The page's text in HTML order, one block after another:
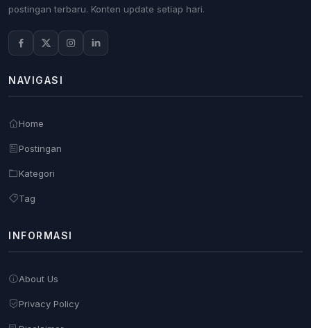
postingan terbaru. Konten update setiap hari.
NAVIGASI
Home
Postingan
Kategori
Tag
INFORMASI
About Us
Privacy Policy